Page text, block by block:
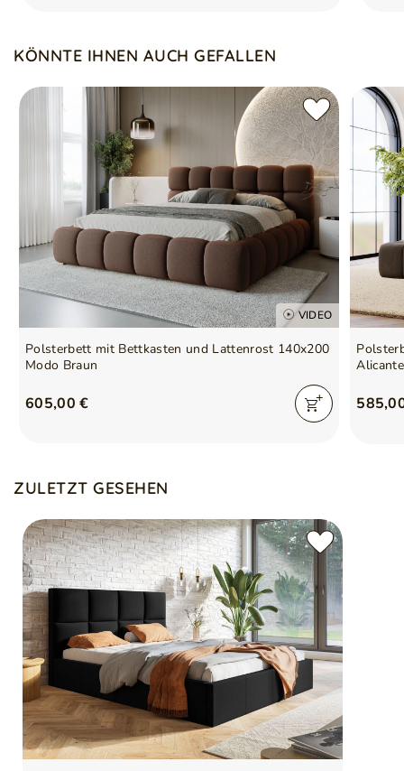
KÖNNTE IHNEN AUCH GEFALLEN
VIDEO
Polsterbett mit Bettkasten und Lattenrost 140x200
Modo Braun
605,00 €
ZULETZT GESEHEN